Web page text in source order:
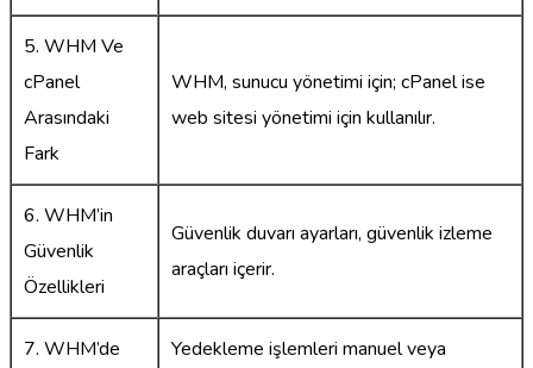
5. WHM Ve
cPanel
Arasındaki
Fark
WHM, sunucu yönetimi için; cPanel ise
web sitesi yönetimi için kullanılır.
6. WHM’in
Güvenlik
Özellikleri
Güvenlik duvarı ayarları, güvenlik izleme
araçları içerir.
7. WHM’de
Yedekleme işlemleri manuel veya